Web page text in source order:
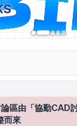
區由「協勤CAD
而來